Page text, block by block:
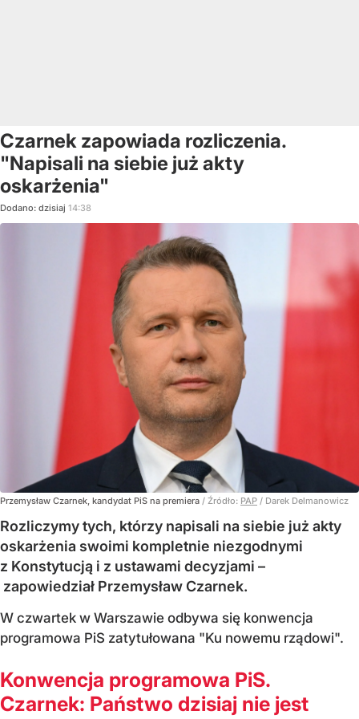
Czarnek zapowiada rozliczenia.
"Napisali na siebie już akty
oskarżenia"
Dodano: dzisiaj 14:38
Przemysław Czarnek, kandydat PiS na premiera / Źródło: PAP / Darek Delmanowicz
Rozliczymy tych, którzy napisali na siebie już akty
oskarżenia swoimi kompletnie niezgodnymi
z Konstytucją i z ustawami decyzjami –
zapowiedział Przemysław Czarnek.
W czwartek w Warszawie odbywa się konwencja
programowa PiS zatytułowana "Ku nowemu rządowi".
Konwencja programowa PiS.
Czarnek: Państwo dzisiaj nie jest